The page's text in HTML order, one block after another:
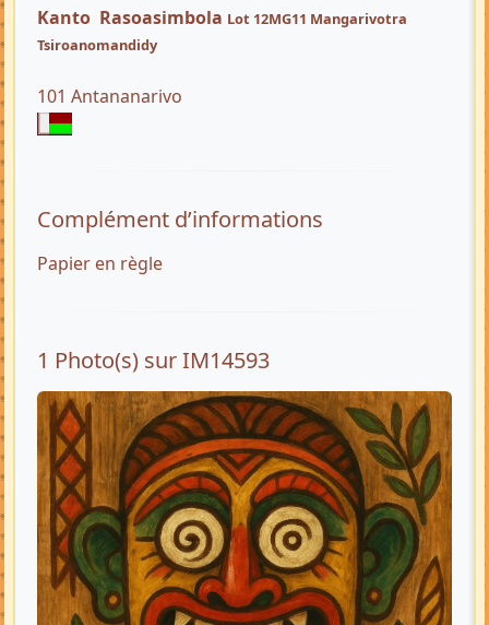
Kanto Rasoasimbola Lot 12MG11 Mangarivotra
Tsiroanomandidy
101 Antananarivo
Complément d’informations
Papier en règle
1 Photo(s) sur IM14593